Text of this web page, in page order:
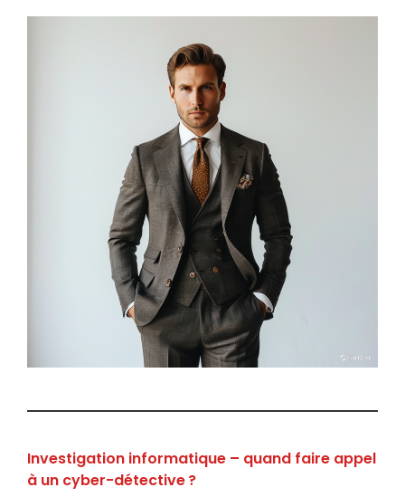
Investigation informatique – quand faire appel
à un cyber-détective ?